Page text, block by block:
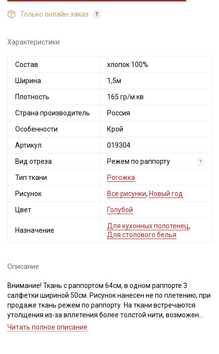
Только онлайн-заказ
Характеристики
Состав хлопок 100%
Ширина 1,5м
Плотность 165 гр/м.кв
Страна производитель Россия
Особенности Крой
Артикул 019304
Вид отреза Режем по раппорту ?
Тип ткани Рогожка
Рисунок Все рисунки, Новый год
Цвет Голубой
Назначение
Для кухонных полотенец,
Для столового белья
Описание
Внимание! Ткань с раппортом 64см, в одном раппорте 3
салфетки шириной 50см. Рисунок нанесен не по плетению, при
продаже ткань режем по раппорту. На ткани встречаются
утолщения из-за вплетения более толстой нити, возможен
сбой в переплетении нитей (смещение нитей основы и утка),
Читать полное описание